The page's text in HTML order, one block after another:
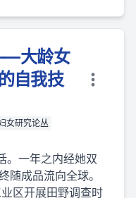
大龄女
自我技
女研究论丛
。一年之内经她双
随成品流向全球。
区开展田野调查时